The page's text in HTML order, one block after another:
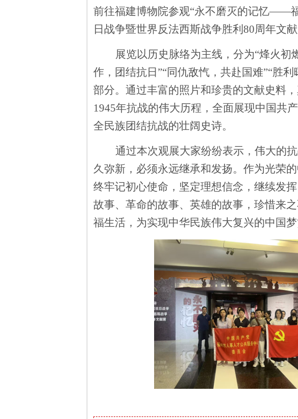
前往福建博物院参观“永不磨灭的记忆——
日战争暨世界反法西斯战争胜利80周年文献
展览以历史脉络为主线，分为“烽火初
作，团结抗日”“同仇敌忾，共赴国难”“胜
部分。通过丰富的照片和珍贵的文献史料
1945年抗战的伟大历程，全面展现中国共
全民族团结抗战的壮阔史诗。
通过本次观展大家纷纷表示，伟大的
久弥新，必须永远继承和发扬。作为光荣
终牢记初心使命，坚定理想信念，继续发
故事、革命的故事、英雄的故事，珍惜来
福生活，为实现中华民族伟大复兴的中国梦